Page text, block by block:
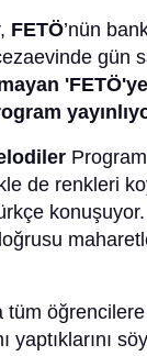
FETÖ’nün
gün
de renkleri
tüm
yaptıklarını